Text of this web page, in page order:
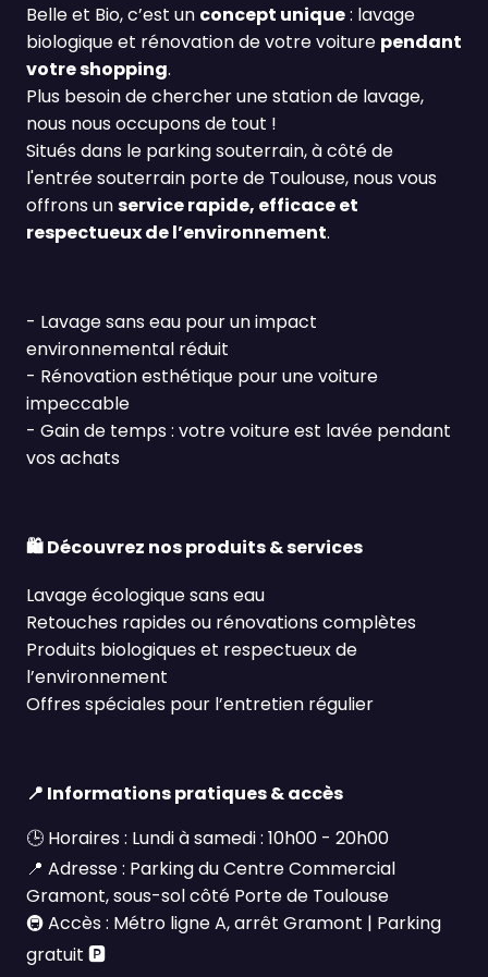
Belle et Bio, c’est un concept unique: lavage
biologique et rénovation de votre voiture pendant
votre shopping.
Plus besoin de chercher une station de lavage,
nous nous occupons de tout !
Situés dans le parking souterrain, à côté de
l'entrée souterrain porte de Toulouse, nous vous
offrons unservice rapide, efficace et
respectueux de l’environnement.
- Lavage sans eau pour un impact
environnemental réduit
- Rénovation esthétique pour une voiture
impeccable
- Gain de temps : votre voiture est lavée pendant
vos achats
🛍️Découvrez nos produits & services
Lavage écologique sans eau
Retouches rapides ou rénovations complètes
Produits biologiques et respectueux de
l’environnement
Offres spéciales pour l’entretien régulier
📍 Informations pratiques & accès
🕒 Horaires : Lundi à samedi : 10h00 - 20h00
📍 Adresse : Parking du Centre Commercial
Gramont, sous-sol côté Porte de Toulouse
🚇Accès : Métro ligne A, arrêt Gramont | Parking
gratuit 🅿️